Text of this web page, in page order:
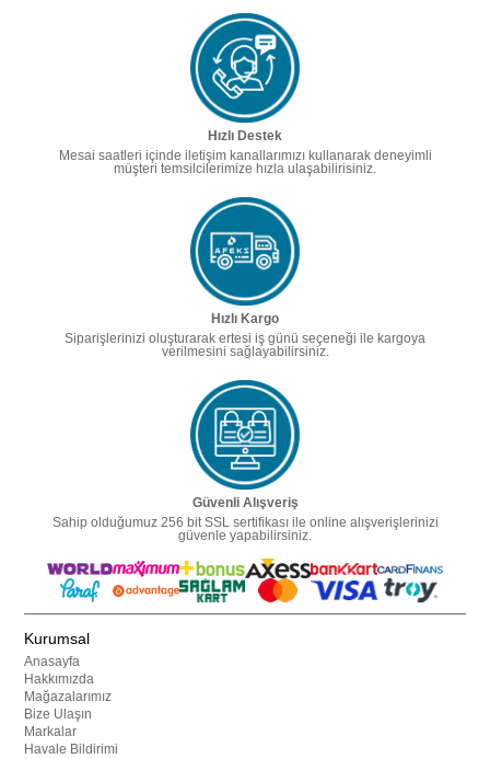
Hızlı Destek
Mesai saatleri içinde iletişim kanallarımızı kullanarak deneyimli
müşteri temsilcilerimize hızla ulaşabilirisiniz.
Hızlı Kargo
Siparişlerinizi oluşturarak ertesi iş günü seçeneği ile kargoya
verilmesini sağlayabilirsiniz.
Güvenli Alışveriş
Sahip olduğumuz 256 bit SSL sertifikası ile online alışverişlerinizi
güvenle yapabilirsiniz.
Kurumsal
Anasayfa
Hakkımızda
Mağazalarımız
Bize Ulaşın
Markalar
Havale Bildirimi